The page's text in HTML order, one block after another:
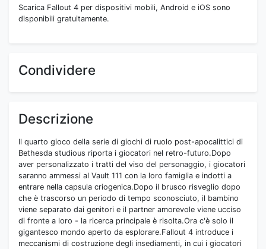
Scarica Fallout 4 per dispositivi mobili, Android e iOS sono
disponibili gratuitamente.
Condividere
Descrizione
Il quarto gioco della serie di giochi di ruolo post-apocalittici di
Bethesda studious riporta i giocatori nel retro-futuro.Dopo
aver personalizzato i tratti del viso del personaggio, i giocatori
saranno ammessi al Vault 111 con la loro famiglia e indotti a
entrare nella capsula criogenica.Dopo il brusco risveglio dopo
che è trascorso un periodo di tempo sconosciuto, il bambino
viene separato dai genitori e il partner amorevole viene ucciso
di fronte a loro - la ricerca principale è risolta.Ora c'è solo il
gigantesco mondo aperto da esplorare.Fallout 4 introduce i
meccanismi di costruzione degli insediamenti, in cui i giocatori